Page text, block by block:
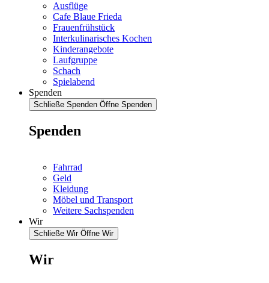
Ausflüge
Cafe Blaue Frieda
Frauenfrühstück
Interkulinarisches Kochen
Kinderangebote
Laufgruppe
Schach
Spielabend
Spenden
Schließe Spenden Öffne Spenden
Spenden
Fahrrad
Geld
Kleidung
Möbel und Transport
Weitere Sachspenden
Wir
Schließe Wir Öffne Wir
Wir